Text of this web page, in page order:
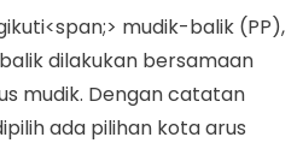
mudik-balik (PP),
dilakukan bersamaan
mudik. Dengan catatan
ada pilihan kota arus